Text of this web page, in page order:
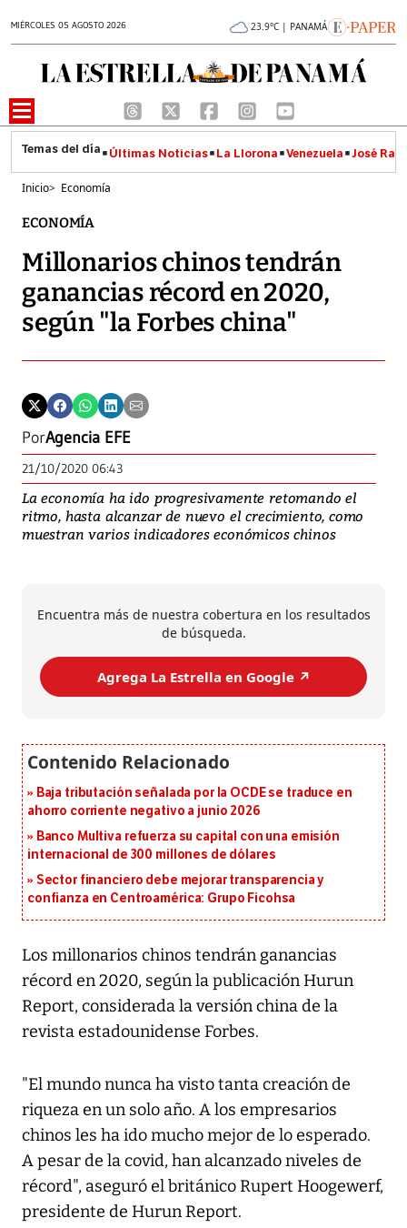
MIÉRCOLES 05 AGOSTO 2026 23.9°C | PANAMÁ
Últimas Noticias La Llorona Venezuela José
Inicio> Economía
ECONOMÍA
Millonarios chinos tendrán
ganancias récord en 2020,
según "la Forbes china"
PorAgencia EFE
21/10/2020 06:43
La economía ha ido progresivamente retomando el
ritmo, hasta alcanzar de nuevo el crecimiento, como
muestran varios indicadores económicos chinos
Encuentra más de nuestra cobertura en los resultados
de búsqueda.
Agrega La Estrella en Google ↗️
Baja tributación señalada por la OCDE se traduce en
ahorro corriente negativo a junio 2026
Banco Multiva refuerza su capital con una emisión
internacional de 300 millones de dólares
Sector financiero debe mejorar transparencia y
confianza en Centroamérica: Grupo Ficohsa
Los millonarios chinos tendrán ganancias
récord en 2020, según la publicación Hurun
Report, considerada la versión china de la
revista estadounidense Forbes.
"El mundo nunca ha visto tanta creación de
riqueza en un solo año. A los empresarios
chinos les ha ido mucho mejor de lo esperado.
A pesar de la covid, han alcanzado niveles de
récord", aseguró el británico Rupert Hoogewerf,
presidente de Hurun Report.